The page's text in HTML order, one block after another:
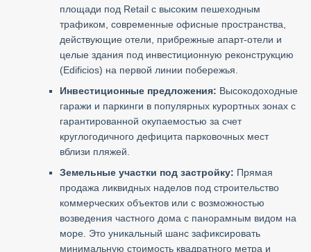
площади под Retail с высоким пешеходным
трафиком, современные офисные пространства,
действующие отели, прибрежные апарт-отели и
целые здания под инвестиционную реконструкцию
(Edificios) на первой линии побережья.
Инвестиционные предложения: Высокодоходные
гаражи и паркинги в популярных курортных зонах с
гарантированной окупаемостью за счет
круглогодичного дефицита парковочных мест
вблизи пляжей.
Земельные участки под застройку: Прямая
продажа ликвидных наделов под строительство
коммерческих объектов или с возможностью
возведения частного дома с панорамным видом на
море. Это уникальный шанс зафиксировать
минимальную стоимость квадратного метра и